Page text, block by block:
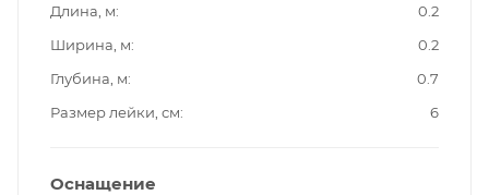
Длина, м
0.2
Ширина, м
0.2
Глубина, м
0.7
Размер лейки, см
6
Оснащение